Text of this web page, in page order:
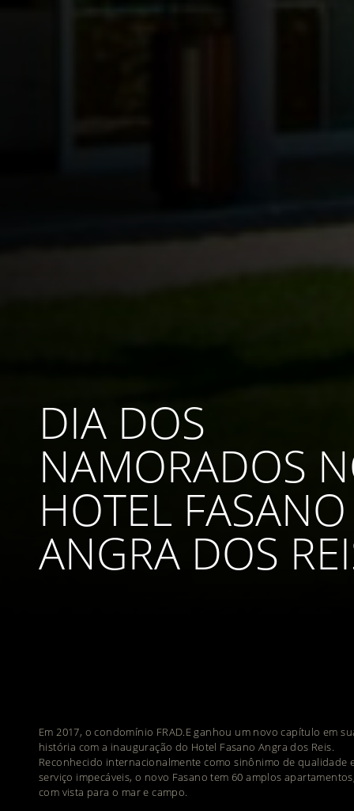
DIA DOS
NAMORADOS
HOTEL FASANO
ANGRA DOS
Em 2017, o condomínio FRAD.E ganhou um novo capítulo em
história com a inauguração do Hotel Fasano Angra dos Reis.
Reconhecido internacionalmente como sinônimo de qualidade
serviço impecáveis, o novo Fasano tem 60 amplos
com vista para o mar e campo.